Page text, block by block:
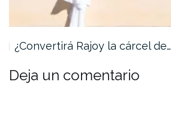
¿Convertirá Rajoy la cárcel de…
Deja un comentario